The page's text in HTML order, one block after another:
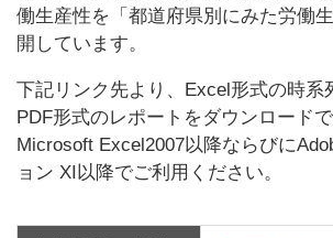
働生産性を「都道府県別にみた労働
開しています。
下記リンク先より、Excel形式の時系
PDF形式のレポートをダウンロードで
Microsoft Excel2007以降ならびに
ョン XI以降でご利用ください。